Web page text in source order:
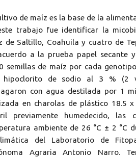
de maíz es la base de la
trabajo fue identificar la
de Saltillo, Coahuila y cuatro de
a la prueba papel secante
semillas de maíz por cada
hipoclorito de sodio al 3 % (2
con agua destilada por 1
en charolas de plástico 18.5
previamente humedecido, las
ambiente de 26 °C ± 2 °C
del Laboratorio de
Agraria Antonio Narro.